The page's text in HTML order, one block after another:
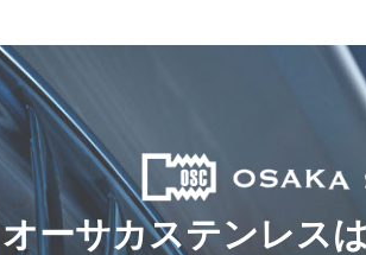
オーサカステンレス